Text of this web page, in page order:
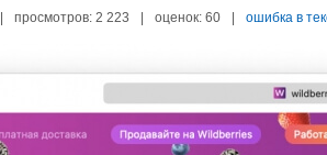
| просмотров: 2 223 | оценок: 60 | ошибка в